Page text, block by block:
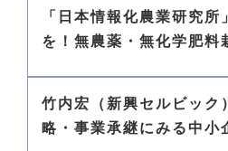
「日本情報化農業研究所
を！無農薬・無化学肥料
竹内宏（新興セルビッ
略・事業承継にみる中小